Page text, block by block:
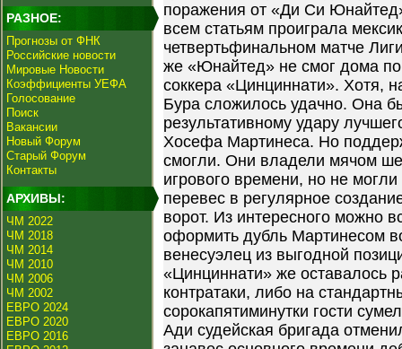
РАЗНОЕ:
Прогнозы от ФНК
Российские новости
Мировые Новости
Коэффициенты УЕФА
Голосование
Поиск
Вакансии
Новый Форум
Старый Форум
Контакты
АРХИВЫ:
ЧМ 2022
ЧМ 2018
ЧМ 2014
ЧМ 2010
ЧМ 2006
ЧМ 2002
ЕВРО 2024
ЕВРО 2020
ЕВРО 2016
поражения от «Ди Си
всем статьям проиграла
четвертьфинальном матче
же «Юнайтед» не смог дома
соккера «Цинциннати». Хотя,
Бура сложилось удачно. Она
результативному удару
Хосефа Мартинеса. Но
смогли. Они владели мячом
игрового времени, но не
перевес в регулярное
ворот. Из интересного можно
оформить дубль Мартинесом
венесуэлец из выгодной
«Цинциннати» же оставалось
контратаки, либо на
сорокапятиминутки гости
Ади судейская бригада